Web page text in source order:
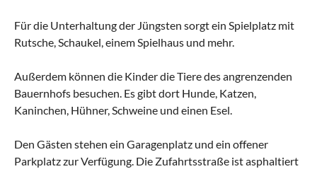
Für die Unterhaltung der Jüngsten sorgt ein Spielplatz mit
Rutsche, Schaukel, einem Spielhaus und mehr.
Außerdem können die Kinder die Tiere des angrenzenden
Bauernhofs besuchen. Es gibt dort Hunde, Katzen,
Kaninchen, Hühner, Schweine und einen Esel.
Den Gästen stehen ein Garagenplatz und ein offener
Parkplatz zur Verfügung. Die Zufahrtsstraße ist asphaltiert